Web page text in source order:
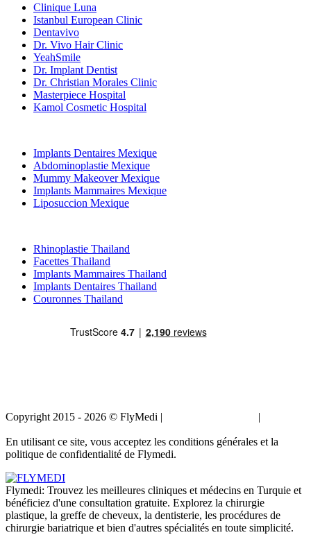
Clinique Luna
Istanbul European Clinic
Dentavivo
Dr. Vivo Hair Clinic
YeahSmile
Dr. Implant Dentist
Dr. Christian Morales Clinic
Masterpiece Hospital
Kamol Cosmetic Hospital
Implants Dentaires Mexique
Abdominoplastie Mexique
Mummy Makeover Mexique
Implants Mammaires Mexique
Liposuccion Mexique
Rhinoplastie Thailand
Facettes Thailand
Implants Mammaires Thailand
Implants Dentaires Thailand
Couronnes Thailand
Copyright 2015 - 2026 © FlyMedi | |
En utilisant ce site, vous acceptez les conditions générales et la
politique de confidentialité de Flymedi.
Flymedi: Trouvez les meilleures cliniques et médecins en Turquie et
bénéficiez d'une consultation gratuite. Explorez la chirurgie
plastique, la greffe de cheveux, la dentisterie, les procédures de
chirurgie bariatrique et bien d'autres spécialités en toute simplicité.